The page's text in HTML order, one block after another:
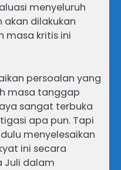
menyeluruh
dilakukan
masa kritis ini
persoalan yang
masa tanggap
sangat terbuka
apa pun. Tapi
menyelesaikan
ini secara
Juli dalam